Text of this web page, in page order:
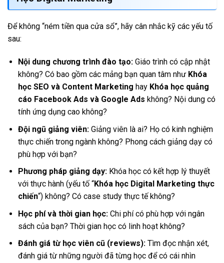
Để không “ném tiền qua cửa sổ”, hãy cân nhắc kỹ các yếu tố
sau:
Nội dung chương trình đào tạo:Giáo trình có cập nhật
không? Có bao gồm các mảng bạn quan tâm như Khóa
học SEO và Content Marketing hay Khóa học quảng
cáo Facebook Ads và Google Ads không? Nội dung có
tính ứng dụng cao không?
Đội ngũ giảng viên:Giảng viên là ai? Họ có kinh nghiệm
thực chiến trong ngành không? Phong cách giảng dạy có
phù hợp với bạn?
Phương pháp giảng dạy:Khóa học có kết hợp lý thuyết
với thực hành (yếu tố “Khóa học Digital Marketing thực
chiến“) không? Có case study thực tế không?
Học phí và thời gian học:Chi phí có phù hợp với ngân
sách của bạn? Thời gian học có linh hoạt không?
Đánh giá từ học viên cũ (reviews):Tìm đọc nhận xét,
đánh giá từ những người đã từng học để có cái nhìn